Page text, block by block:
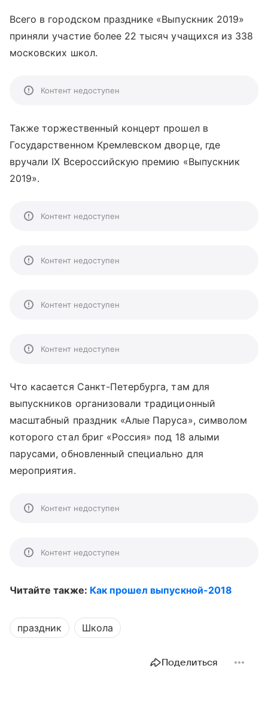
Всего в городском празднике «Выпускник 2019»
приняли участие более 22 тысяч учащихся из 338
московских школ.
Контент недоступен
Также торжественный концерт прошел в
Государственном Кремлевском дворце, где
вручали IX Всероссийскую премию «Выпускник
2019».
Контент недоступен
Контент недоступен
Контент недоступен
Контент недоступен
Что касается Санкт-Петербурга, там для
выпускников организовали традиционный
масштабный праздник «Алые Паруса», символом
которого стал бриг «Россия» под 18 алыми
парусами, обновленный специально для
мероприятия.
Контент недоступен
Контент недоступен
Читайте также: Как прошел выпускной-2018
праздник Школа
Поделиться